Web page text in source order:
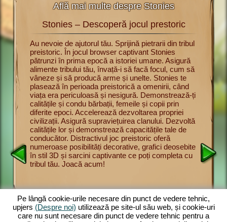
Află mai multe despre Stonies
cu
dintre
cât
Stonies – Descoperă jocul prestoric
Au nevoie de ajutorul tău. Sprijină pietrarii din tribul
preistoric. În jocul browser captivant Stonies
pătrunzi în prima epocă a istoriei umane. Asigură
alimente tribului tău, învață-i să facă focul, cum să
vâneze și să producă arme și unelte. Stonies te
plasează în perioada preistorică a omenirii, când
viața era periculoasă și nesigură. Demonstrează-ți
calitățile și condu bărbații, femeile și copii prin
diferite epoci. Accelerează dezvoltarea propriei
civilizații. Asigură supraviețuirea clanului. Dezvoltă
calitățile lor și demonstrează capacitățile tale de
conducător. Distractivul joc preistoric oferă
numeroase posibilități decorative, grafici deosebite
în stil 3D și sarcini captivante ce poți completa cu
tribul tău. Joacă acum!
Acum
jocul
Înveți
și să
oferă
și
asigură
Pe lângă cookie-urile necesare din punct de vedere tehnic,
upjers (Despre noi) utilizează pe site-ul său web, și cookie-uri
care nu sunt necesare din punct de vedere tehnic pentru a